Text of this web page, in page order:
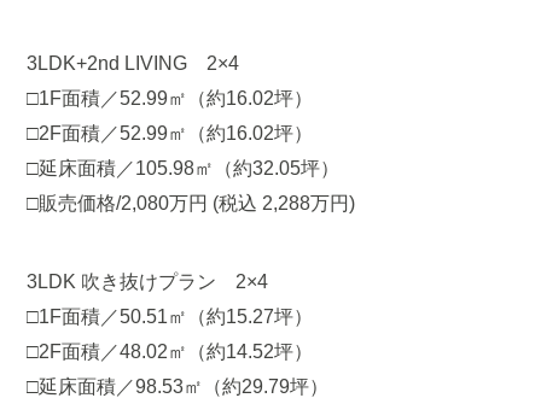
3LDK+2nd LIVING 2×4
□1F面積／52.99㎡（約16.02坪）
□2F面積／52.99㎡（約16.02坪）
□延床面積／105.98㎡（約32.05坪）
□販売価格/2,080万円 (税込 2,288万円)
3LDK 吹き抜けプラン 2×4
□1F面積／50.51㎡（約15.27坪）
□2F面積／48.02㎡（約14.52坪）
□延床面積／98.53㎡（約29.79坪）